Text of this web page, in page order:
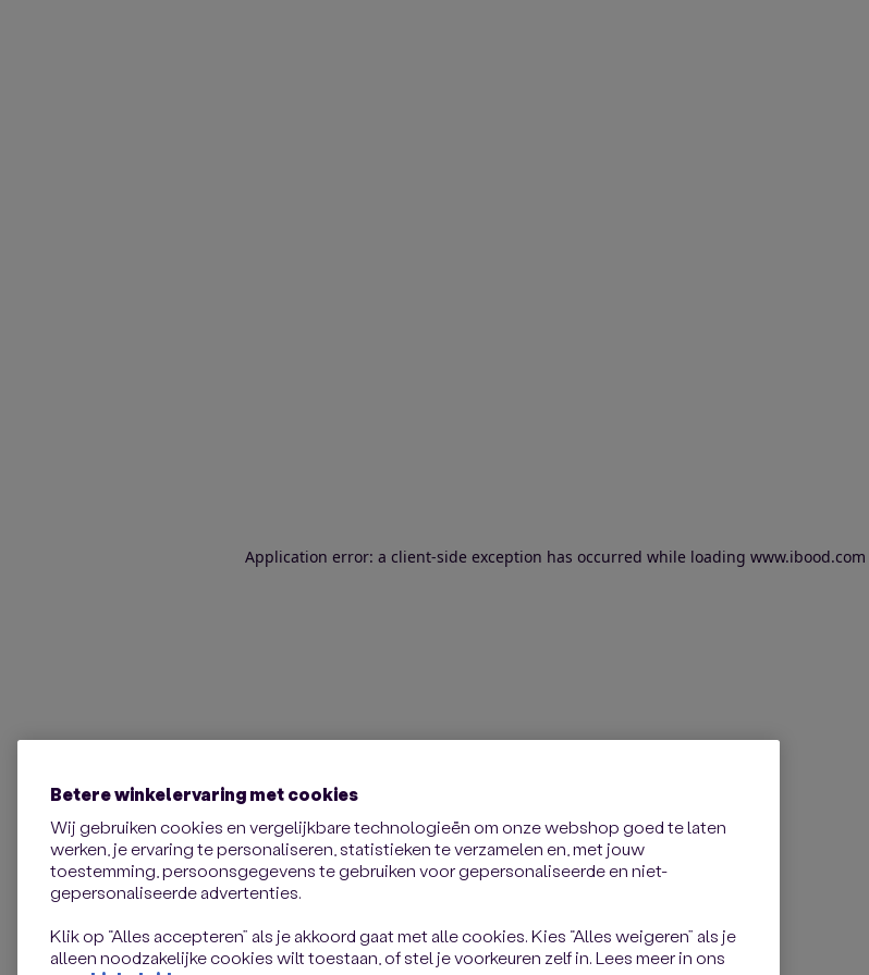
Application error: a client-side exception has occurred while loading www.ibood.com
Betere winkelervaring met cookies
Wij gebruiken cookies en vergelijkbare technologieën om onze webshop goed te laten
werken, je ervaring te personaliseren, statistieken te verzamelen en, met jouw
toestemming, persoonsgegevens te gebruiken voor gepersonaliseerde en niet-
gepersonaliseerde advertenties.
Klik op “Alles accepteren” als je akkoord gaat met alle cookies. Kies “Alles weigeren” als je
alleen noodzakelijke cookies wilt toestaan, of stel je voorkeuren zelf in. Lees meer in ons